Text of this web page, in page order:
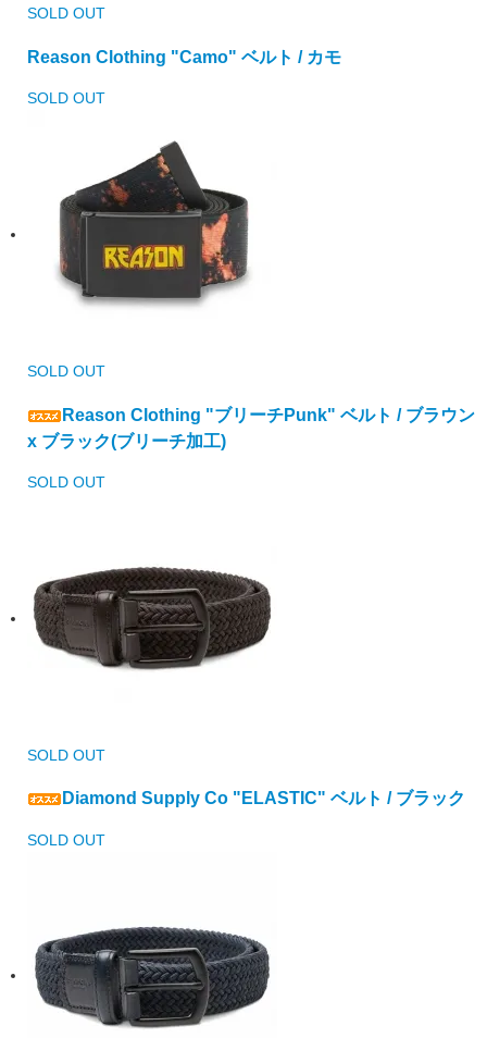
SOLD OUT
Reason Clothing "Camo" ベルト / カモ
SOLD OUT
SOLD OUT
Reason Clothing "ブリーチPunk" ベルト / ブラウン
x ブラック(ブリーチ加工)
SOLD OUT
SOLD OUT
Diamond Supply Co "ELASTIC" ベルト / ブラック
SOLD OUT